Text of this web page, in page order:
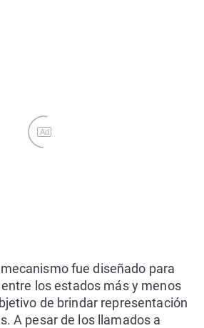
Ad
fue diseñado para
los estados más y menos
de brindar representación
A pesar de los llamados a